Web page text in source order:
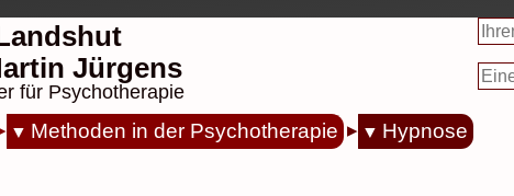
Jürgens
für Psychotherapie
Methoden in der Psychotherapie Hypnose